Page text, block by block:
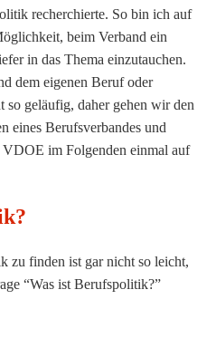
recherchierte. So bin ich auf
beim Verbandein
in das Thema einzutauchen.
dem eigenen Beruf oder
geläufig, daher gehen wir den
eines Berufsverbandes und
im Folgenden einmal auf
zu finden ist gar nicht so leicht,
“Was ist Berufspolitik?”